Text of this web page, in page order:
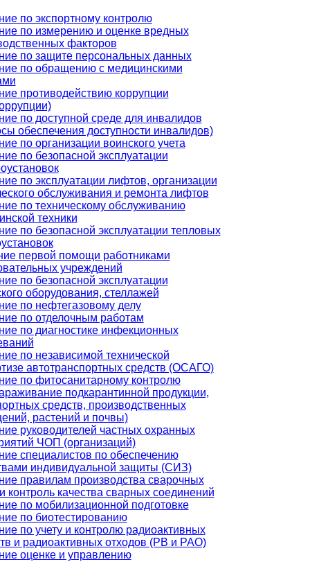
по экспортному контролю
по измерению и оценке вредных
факторов
по защите персональных данных
по обращению с медицинскими
противодействию коррупции
по доступной среде для инвалидов
обеспечения доступности инвалидов)
по организации воинского учета
по безопасной эксплуатации
по эксплуатации лифтов, организации
обслуживания и ремонта лифтов
по техническому обслуживанию
техники
по безопасной эксплуатации тепловых
первой помощи работниками
учреждений
по безопасной эксплуатации
оборудования, стеллажей
по нефтегазовому делу
по отделочным работам
по диагностике инфекционных
по независимой технической
автотранспортных средств (ОСАГО)
по фитосанитарному контролю
подкарантинной продукции,
средств, производственных
растений и почвы)
руководителей частных охранных
ЧОП (организаций)
специалистов по обеспечению
индивидуальной защиты (СИЗ)
правилам производства сварочных
контроль качества сварных соединений
по мобилизационной подготовке
по биотестированию
по учету и контролю радиоактивных
и радиоактивных отходов (РВ и РАО)
оценке и управлению